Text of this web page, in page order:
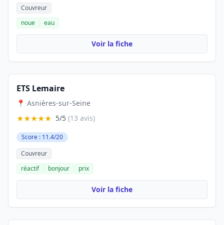
Couvreur
noue
eau
Voir la fiche
ETS Lemaire
📍 Asnières-sur-Seine
★★★★★ 5/5 (13 avis)
Score : 11.4/20
Couvreur
réactif
bonjour prix
Voir la fiche